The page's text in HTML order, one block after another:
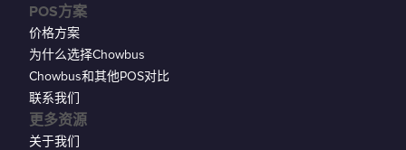
POS方案
价格方案
为什么选择Chowbus
Chowbus和其他POS对比
联系我们
更多资源
关于我们